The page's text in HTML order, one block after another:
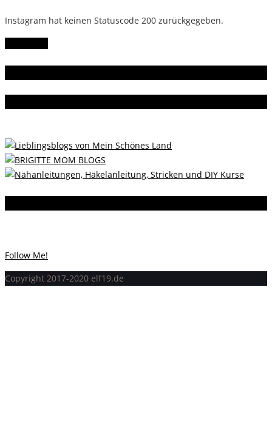
Instagram hat keinen Statuscode 200 zurückgegeben.
Follow Me!
Copyright 2017-2020 elf19.de